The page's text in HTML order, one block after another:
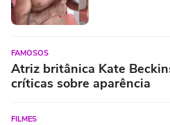
FAMOSOS
Atriz britânica Kate
críticas sobre aparência
FILMES